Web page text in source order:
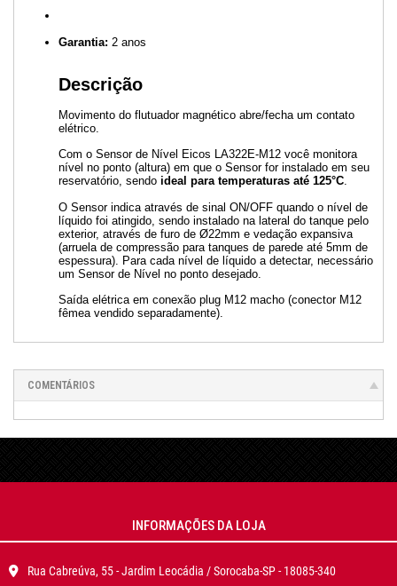
Garantia: 2 anos
Descrição
Movimento do flutuador magnético abre/fecha um contato
elétrico.
Com o Sensor de Nível Eicos LA322E-M12 você monitora
nível no ponto (altura) em que o Sensor for instalado em seu
reservatório, sendo ideal para temperaturas até 125°C.
O Sensor indica através de sinal ON/OFF quando o nível de
líquido foi atingido, sendo instalado na lateral do tanque pelo
exterior, através de furo de Ø22mm e vedação expansiva
(arruela de compressão para tanques de parede até 5mm de
espessura). Para cada nível de líquido a detectar, necessário
um Sensor de Nível no ponto desejado.
Saída elétrica em conexão plug M12 macho (conector M12
fêmea vendido separadamente).
COMENTÁRIOS
INFORMAÇÕES DA LOJA
Rua Cabreúva, 55 - Jardim Leocádia / Sorocaba-SP - 18085-340